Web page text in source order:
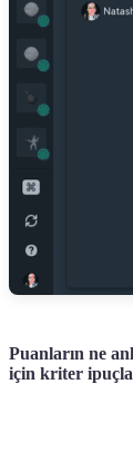
Puanların ne
için kriter